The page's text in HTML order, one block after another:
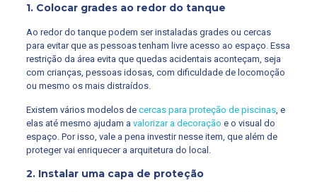
1. Colocar grades ao redor do tanque
Ao redor do tanque podem ser instaladas grades ou cercas
para evitar que as pessoas tenham livre acesso ao espaço. Essa
restrição da área evita que quedas acidentais aconteçam, seja
com crianças, pessoas idosas, com dificuldade de locomoção
ou mesmo os mais distraídos.
Existem vários modelos de cercas para proteção de piscinas, e
elas até mesmo ajudam a valorizar a decoração e o visual do
espaço. Por isso, vale a pena investir nesse item, que além de
proteger vai enriquecer a arquitetura do local.
2. Instalar uma capa de proteção